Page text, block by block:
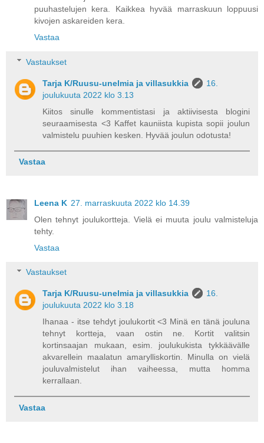
puuhastelujen kera. Kaikkea hyvää marraskuun loppuusi
kivojen askareiden kera.
Vastaa
Vastaukset
Tarja K/Ruusu-unelmia ja villasukkia
16.
joulukuuta 2022 klo 3.13
Kiitos sinulle kommentistasi ja aktiivisesta blogini
seuraamisesta <3 Kaffet kauniista kupista sopii joulun
valmistelu puuhien kesken. Hyvää joulun odotusta!
Vastaa
Leena K 27. marraskuuta 2022 klo 14.39
Olen tehnyt joulukortteja. Vielä ei muuta joulu valmisteluja
tehty.
Vastaa
Vastaukset
Tarja K/Ruusu-unelmia ja villasukkia
16.
joulukuuta 2022 klo 3.18
Ihanaa - itse tehdyt joulukortit <3 Minä en tänä jouluna
tehnyt kortteja, vaan ostin ne. Kortit valitsin
kortinsaajan mukaan, esim. joulukukista tykkäävälle
akvarellein maalatun amarylliskortin. Minulla on vielä
jouluvalmistelut ihan vaiheessa, mutta homma
kerrallaan.
Vastaa